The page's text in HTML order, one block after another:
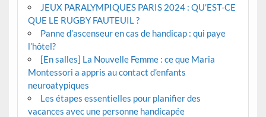
JEUX PARALYMPIQUES PARIS 2024 : QU’EST-CE
QUE LE RUGBY FAUTEUIL ?
Panne d’ascenseur en cas de handicap : qui paye
l’hôtel?
[En salles] La Nouvelle Femme : ce que Maria
Montessori a appris au contact d’enfants
neuroatypiques
Les étapes essentielles pour planifier des
vacances avec une personne handicapée